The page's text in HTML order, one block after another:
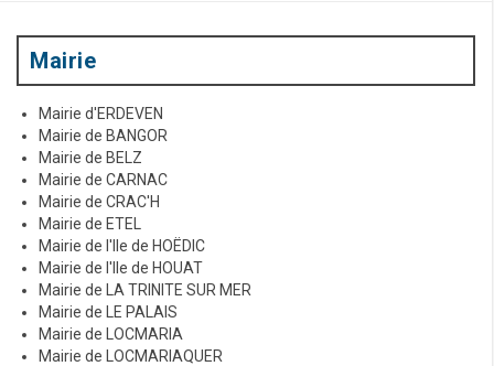
i
c
l
e
s
Mairie
Mairie d'ERDEVEN
Mairie de BANGOR
Mairie de BELZ
Mairie de CARNAC
Mairie de CRAC'H
Mairie de ETEL
Mairie de l'Ile de HOËDIC
Mairie de l'Ile de HOUAT
Mairie de LA TRINITE SUR MER
Mairie de LE PALAIS
Mairie de LOCMARIA
Mairie de LOCMARIAQUER